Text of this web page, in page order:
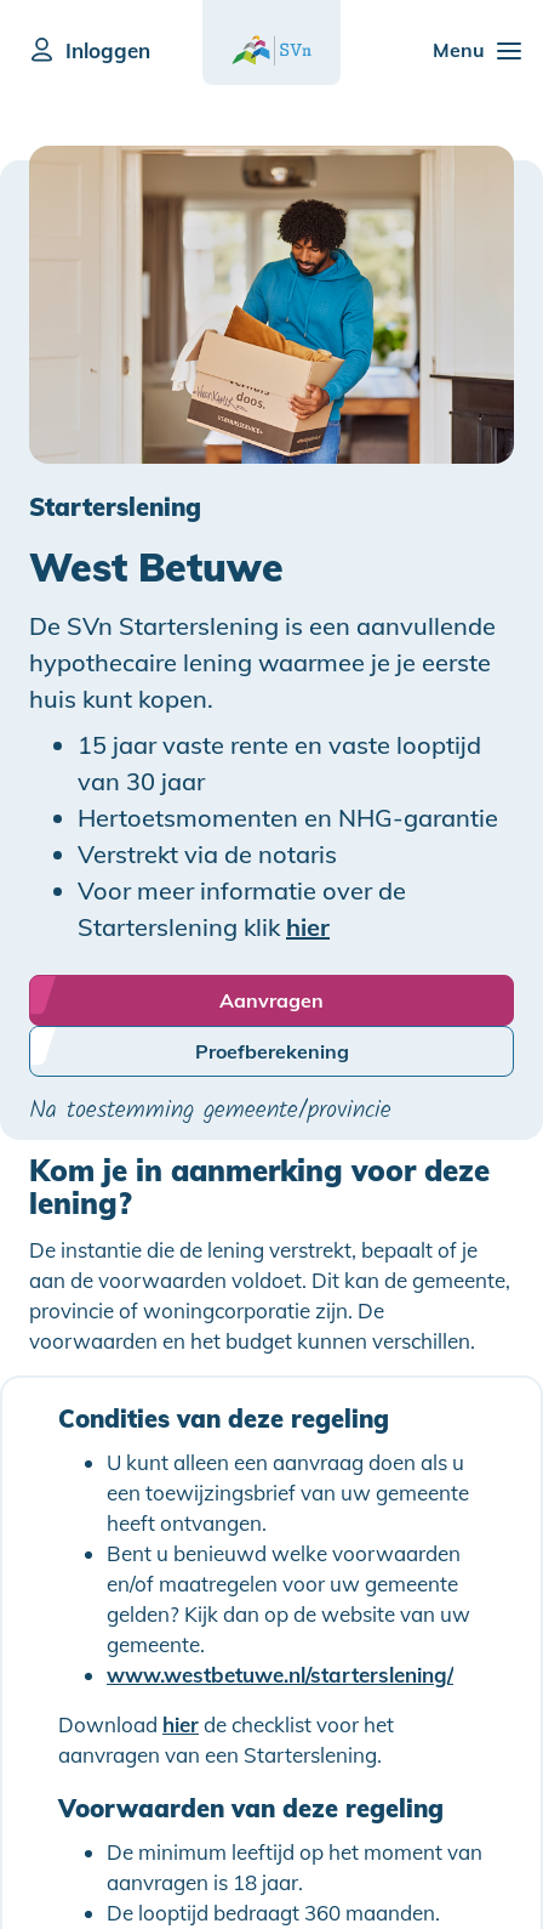
Menu
Inloggen
Starterslening
West Betuwe
De SVn Starterslening is een aanvullende
hypothecaire lening waarmee je je eerste
huis kunt kopen.
15 jaar vaste rente en vaste looptijd
van 30 jaar
Hertoetsmomenten en NHG-garantie
Verstrekt via de notaris
Voor meer informatie over de
Starterslening klik hier
Aanvragen
Proefberekening
Na toestemming gemeente/provincie
Kom je in aanmerking voor deze
lening?
De instantie die de lening verstrekt, bepaalt of je
aan de voorwaarden voldoet. Dit kan de gemeente,
provincie of woningcorporatie zijn. De
voorwaarden en het budget kunnen verschillen.
Condities van deze regeling
U kunt alleen een aanvraag doen als u
een toewijzingsbrief van uw gemeente
heeft ontvangen.
Bent u benieuwd welke voorwaarden
en/of maatregelen voor uw gemeente
gelden? Kijk dan op de website van uw
gemeente.
www.westbetuwe.nl/starterslening/
Download hierde checklist voor het
aanvragen van een Starterslening.
Voorwaarden van deze regeling
De minimum leeftijd op het moment van
aanvragen is 18 jaar.
De looptijd bedraagt 360 maanden.